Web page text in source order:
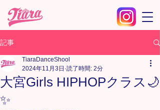
記事
大宮Girls HIPHOPクラス🌙
✨
TiaraDanceShool
2024年11月3日 読了時間: 2分